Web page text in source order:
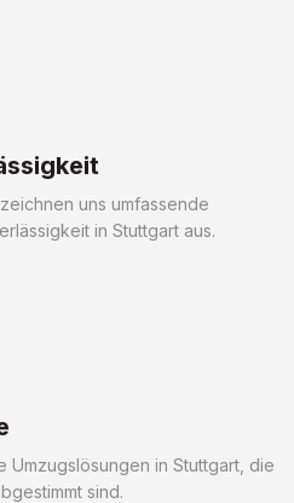
uns umfassende
in Stuttgart aus.
in Stuttgart, die
sind.